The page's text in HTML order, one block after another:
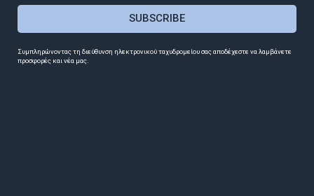
SUBSCRIBE
Συμπληρώνοντας τη διεύθυνση ηλεκτρονικού ταχυδρομείου σας αποδέχεστε να λαμβάνετε
προσφορές και νέα μας.